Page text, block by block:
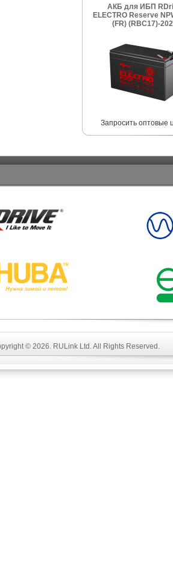
АКБ для ИБП
ELECTRO Reserve
(FR) (RBC17)-
Запросить оптовые
© 2026. RULink Ltd. All Rights Reserved.